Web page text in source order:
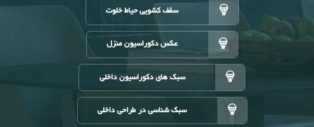
سقف کشویی حیاط خلوت
عکس دکوراسیون منزل
سبک های دکوراسیون داخلی
سبک شناسی در طراحی داخلی